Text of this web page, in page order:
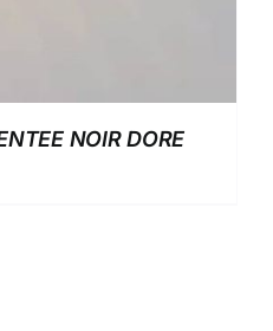
NOIR DORE